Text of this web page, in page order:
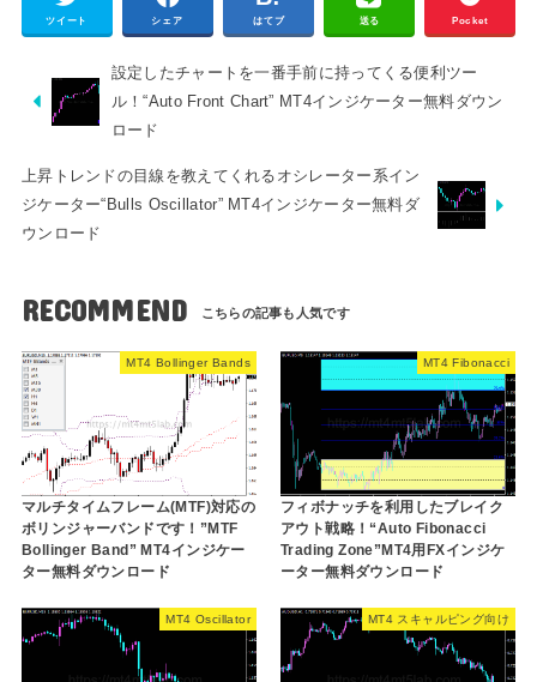
ツイート シェア はてブ 送る Pocket
設定したチャートを一番手前に持ってくる便利ツー
ル！“Auto Front Chart” MT4インジケーター無料ダウン
ロード
上昇トレンドの目線を教えてくれるオシレーター系イン
ジケーター“Bulls Oscillator” MT4インジケーター無料ダ
ウンロード
RECOMMEND
MT4 Bollinger Bands
マルチタイムフレーム(MTF)対応の
ボリンジャーバンドです！”MTF
Bollinger Band” MT4インジケー
ター無料ダウンロード
MT4 Fibonacci
フィボナッチを利用したブレイク
アウト戦略！“Auto Fibonacci
Trading Zone”MT4用FXインジケ
ーター無料ダウンロード
MT4 Oscillator MT4 スキャルピング向け